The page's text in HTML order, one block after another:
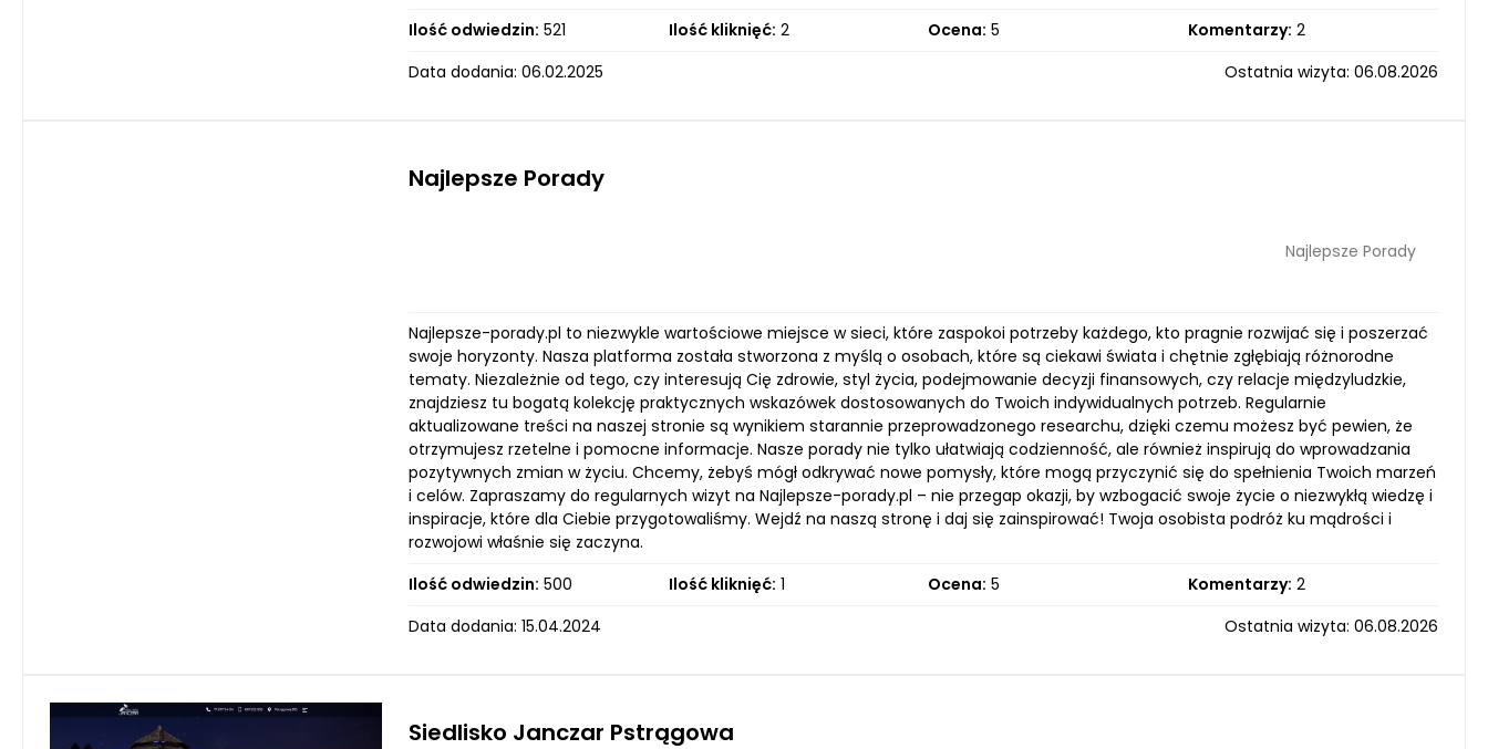
Ilość odwiedzin: 521 Ilość kliknięć: 2 Ocena: 5 Komentarzy: 2
Data dodania: 06.02.2025
Ostatnia wizyta: 06.08.2026
Najlepsze Porady
Najlepsze Porady
Najlepsze-porady.pl to niezwykle wartościowe miejsce w sieci, które zaspokoi potrzeby każdego, kto pragnie rozwijać się i poszerzać
swoje horyzonty. Nasza platforma została stworzona z myślą o osobach, które są ciekawi świata i chętnie zgłębiają różnorodne
tematy. Niezależnie od tego, czy interesują Cię zdrowie, styl życia, podejmowanie decyzji finansowych, czy relacje międzyludzkie,
znajdziesz tu bogatą kolekcję praktycznych wskazówek dostosowanych do Twoich indywidualnych potrzeb. Regularnie
aktualizowane treści na naszej stronie są wynikiem starannie przeprowadzonego researchu, dzięki czemu możesz być pewien, że
otrzymujesz rzetelne i pomocne informacje. Nasze porady nie tylko ułatwiają codzienność, ale również inspirują do wprowadzania
pozytywnych zmian w życiu. Chcemy, żebyś mógł odkrywać nowe pomysły, które mogą przyczynić się do spełnienia Twoich marzeń
i celów. Zapraszamy do regularnych wizyt na Najlepsze-porady.pl – nie przegap okazji, by wzbogacić swoje życie o niezwykłą wiedzę i
inspiracje, które dla Ciebie przygotowaliśmy. Wejdź na naszą stronę i daj się zainspirować! Twoja osobista podróż ku mądrości i
rozwojowi właśnie się zaczyna.
Ilość odwiedzin: 500 Ilość kliknięć: 1 Ocena: 5 Komentarzy: 2
Data dodania: 15.04.2024
Ostatnia wizyta: 06.08.2026
Siedlisko Janczar Pstrągowa